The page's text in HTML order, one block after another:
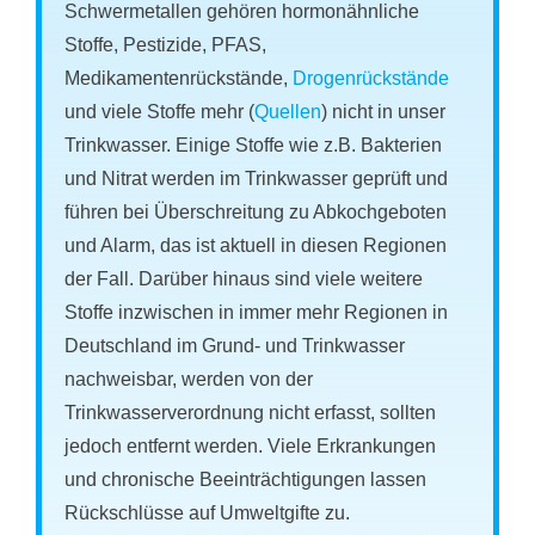
Schwermetallen gehören hormonähnliche
Stoffe, Pestizide, PFAS,
Medikamentenrückstände, Drogenrückstände
und viele Stoffe mehr (Quellen) nicht in unser
Trinkwasser. Einige Stoffe wie z.B. Bakterien
und Nitrat werden im Trinkwasser geprüft und
führen bei Überschreitung zu Abkochgeboten
und Alarm, das ist aktuell in diesen Regionen
der Fall. Darüber hinaus sind viele weitere
Stoffe inzwischen in immer mehr Regionen in
Deutschland im Grund- und Trinkwasser
nachweisbar, werden von der
Trinkwasserverordnung nicht erfasst, sollten
jedoch entfernt werden. Viele Erkrankungen
und chronische Beeinträchtigungen lassen
Rückschlüsse auf Umweltgifte zu.